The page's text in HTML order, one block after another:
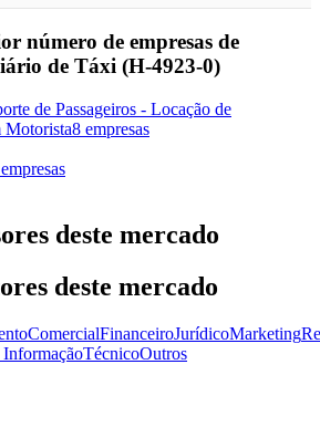
número de empresas de
de Táxi (H-4923-0)
de Passageiros - Locação de
Motorista8 empresas
deste mercado
deste mercado
ComercialFinanceiroJurídicoMarketing
TécnicoOutros